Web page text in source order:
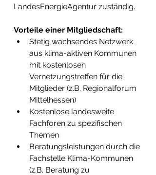
LandesEnergieAgentur zuständig.
Vorteile einer Mitgliedschaft:
Stetig wachsendes Netzwerk
aus klima-aktiven Kommunen
mit kostenlosen
Vernetzungstreffen für die
Mitglieder (z.B. Regionalforum
Mittelhessen)
Kostenlose landesweite
Fachforen zu spezifischen
Themen
Beratungsleistungen durch die
Fachstelle Klima-Kommunen
(z.B. Beratung zu